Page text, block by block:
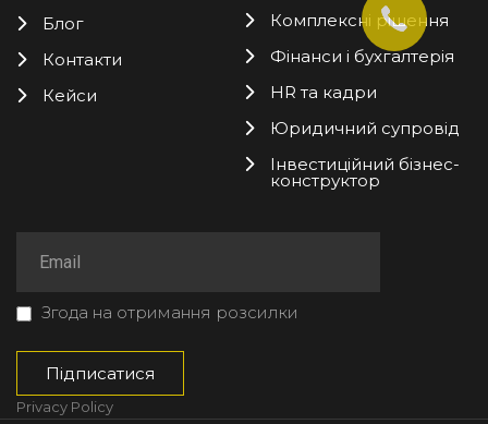
Блог
Контакти
Кейси
Комплексні рішення
Фінанси і бухгалтерія
HR та кадри
Юридичний супровід
Інвестиційний бізнес-
конструктор
Згода на отримання розсилки
Privacy Policy